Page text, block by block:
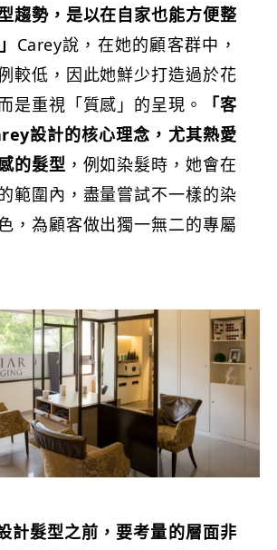
趨勢，是以在自家也能方便整
Carey說，在她的顧客群中，
較低，因此她鮮少打造過於花
是重視「質感」的呈現。
「客
設計的核心理念，尤其熱愛
的髮型 ，例如染髮時，她會在
範圍內，盡量嘗試不一樣的染
，為顧客做出獨一無二的專屬
計髮型之前，要考量的層面非